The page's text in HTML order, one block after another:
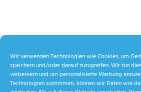
Wir verwenden Technologien wie Cookies, um
speichern und/oder darauf zuzugreifen. Wir tun
verbessern und um personalisierte Werbung
Technologien zustimmen, können wir Daten wie